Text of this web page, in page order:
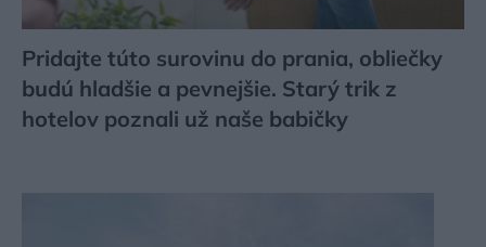
Pridajte túto surovinu do prania, obliečky
budú hladšie a pevnejšie. Starý trik z
hotelov poznali už naše babičky